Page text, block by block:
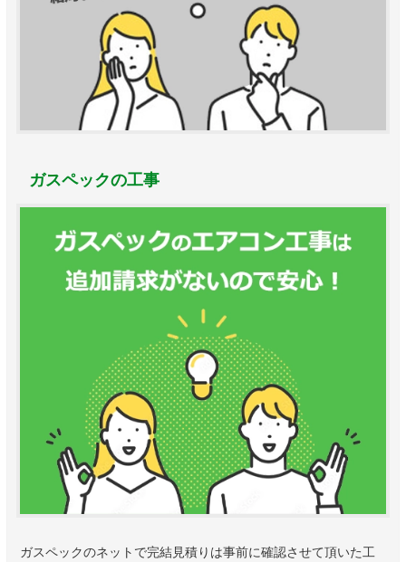
ガスペックの工事
ガスペックのネットで完結見積りは事前に確認させて頂いた工